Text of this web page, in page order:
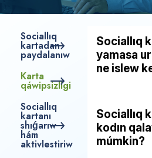
Sociallıq
kartadan
paydalanıw
Karta
qáwipsizligi
Sociallıq
kartanı
shıǵarıw
hám
aktivlestiriw
Sociallıq
yamasa
ne islew
Sociallıq
kodın
múmkin?